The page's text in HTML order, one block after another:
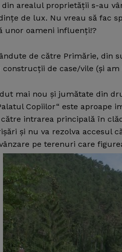
arealul proprietăţii s-au
de lux. Nu vreau să fac
unor oameni influenţi!?
de către Primărie, din
de case/vile (şi
mai nou şi jumătate din
Copiilor“ este
către intrarea principală în
şi nu va rezolva accesul
pe terenuri care